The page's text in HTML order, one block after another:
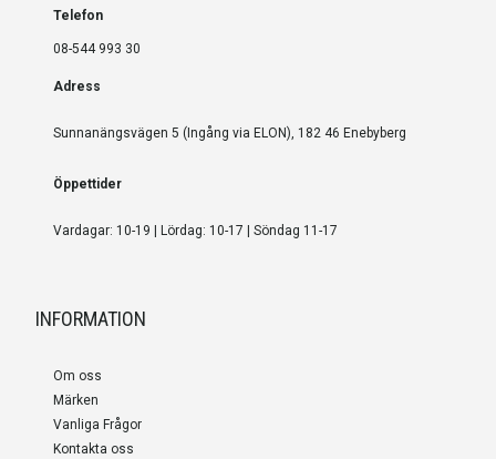
Telefon
08-544 993 30
Adress
Sunnanängsvägen 5 (Ingång via ELON), 182 46 Enebyberg
Öppettider
Vardagar: 10-19 | Lördag: 10-17 | Söndag 11-17
INFORMATION
Om oss
Märken
Vanliga Frågor
Kontakta oss